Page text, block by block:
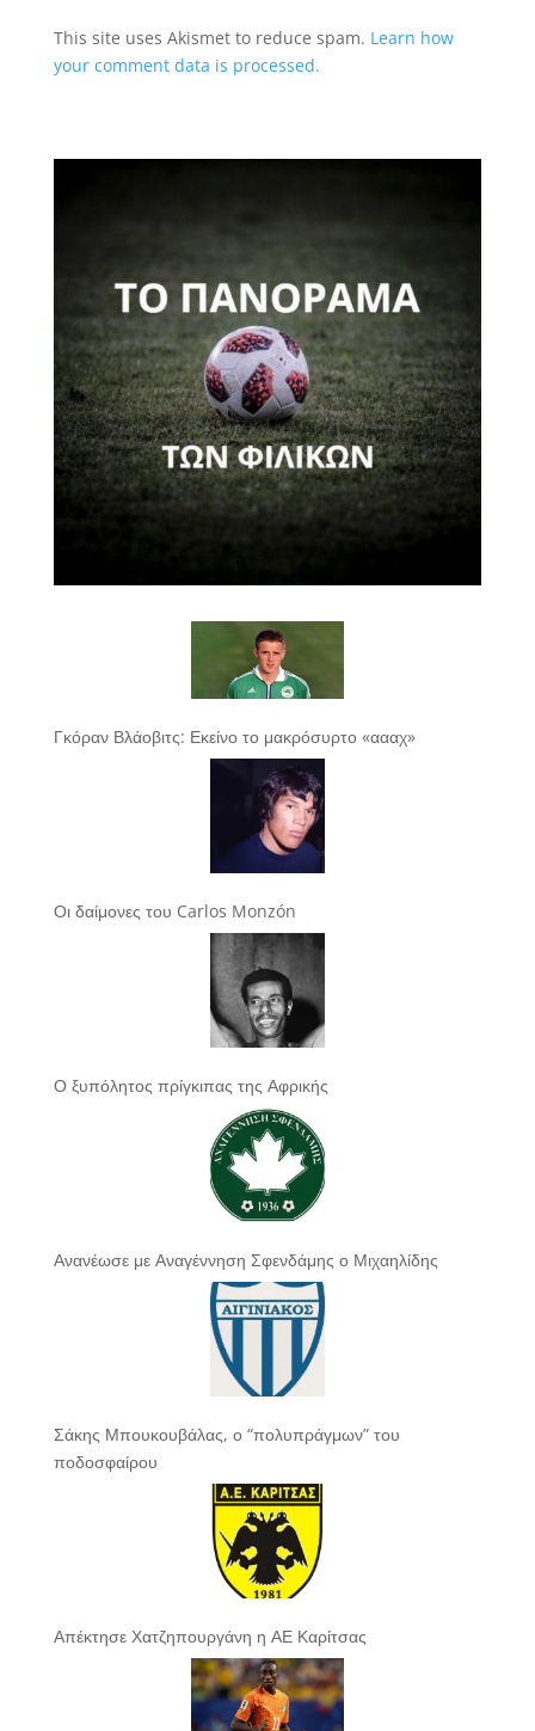
This site uses Akismet to reduce spam. Learn how
your comment data is processed.
Γκόραν Βλάοβιτς: Εκείνο το μακρόσυρτο «αααχ»
Οι δαίμονες του Carlos Monzón
Ο ξυπόλητος πρίγκιπας της Αφρικής
Ανανέωσε με Αναγέννηση Σφενδάμης ο Μιχαηλίδης
Σάκης Μπουκουβάλας, ο “πολυπράγμων” του
ποδοσφαίρου
Απέκτησε Χατζηπουργάνη η ΑΕ Καρίτσας